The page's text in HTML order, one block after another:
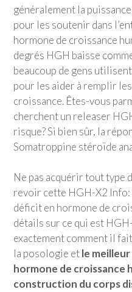
généralement la
pour les soutenir dans
hormone de croissance
degrés HGH baisse
beaucoup de gens
pour les aider à remplir
croissance. Êtes-vous
cherchent un releaser
risque? Si bien sûr, la
Somatroppine stéroïde
Ne pas acquérir tout type
revoir cette HGH-X2
déficit en hormone de
détails sur ce qui est
exactement comment il
la posologie etle
hormone de croissance
construction du corps